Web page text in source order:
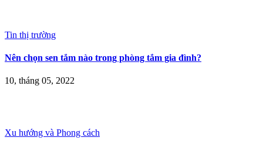
Tin thị trường
Nên chọn sen tắm nào trong phòng tắm gia đình?
10, tháng 05, 2022
Xu hướng và Phong cách